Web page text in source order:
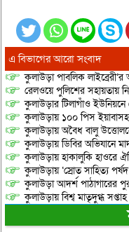
এ বিভাগের আরো সংবাদ
কুলাউড়া পাবলিক
রেলওয়ে পুলিশের সহায়তায়
কুলাউড়ার টিলাগাঁও ইউনিয়নে
কুলাউড়ায় ১০০ পিস
কুলাউড়ায় অবৈধ বালু
কুলাউড়ায় ডিবির অভিযানে
কুলাউড়ায় হাকালুকি হাওরে
কুলাউড়ায় ‘স্রোত সাহিত্য
কুলাউড়া আদর্শ পাঠাগারের
কুলাউড়ায় বিশ্ব মাতৃদুগ্ধ